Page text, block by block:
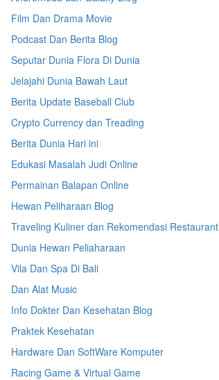
Film Dan Drama Movie
Podcast Dan Berita Blog
Seputar Dunia Flora Di Dunia
Jelajahi Dunia Bawah Laut
Berita Update Baseball Club
Crypto Currency dan Treading
Berita Dunia Hari ini
Edukasi Masalah Judi Online
Permainan Balapan Online
Hewan Peliharaan Blog
Traveling Kuliner dan Rekomendasi Restaurant
Dunia Hewan Peliaharaan
Vila Dan Spa Di Bali
Dan Alat Music
Info Dokter Dan Kesehatan Blog
Praktek Kesehatan
Hardware Dan SoftWare Komputer
Racing Game & Virtual Game